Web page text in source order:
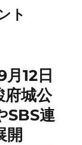
ト
12日
府城公
SBS連
開